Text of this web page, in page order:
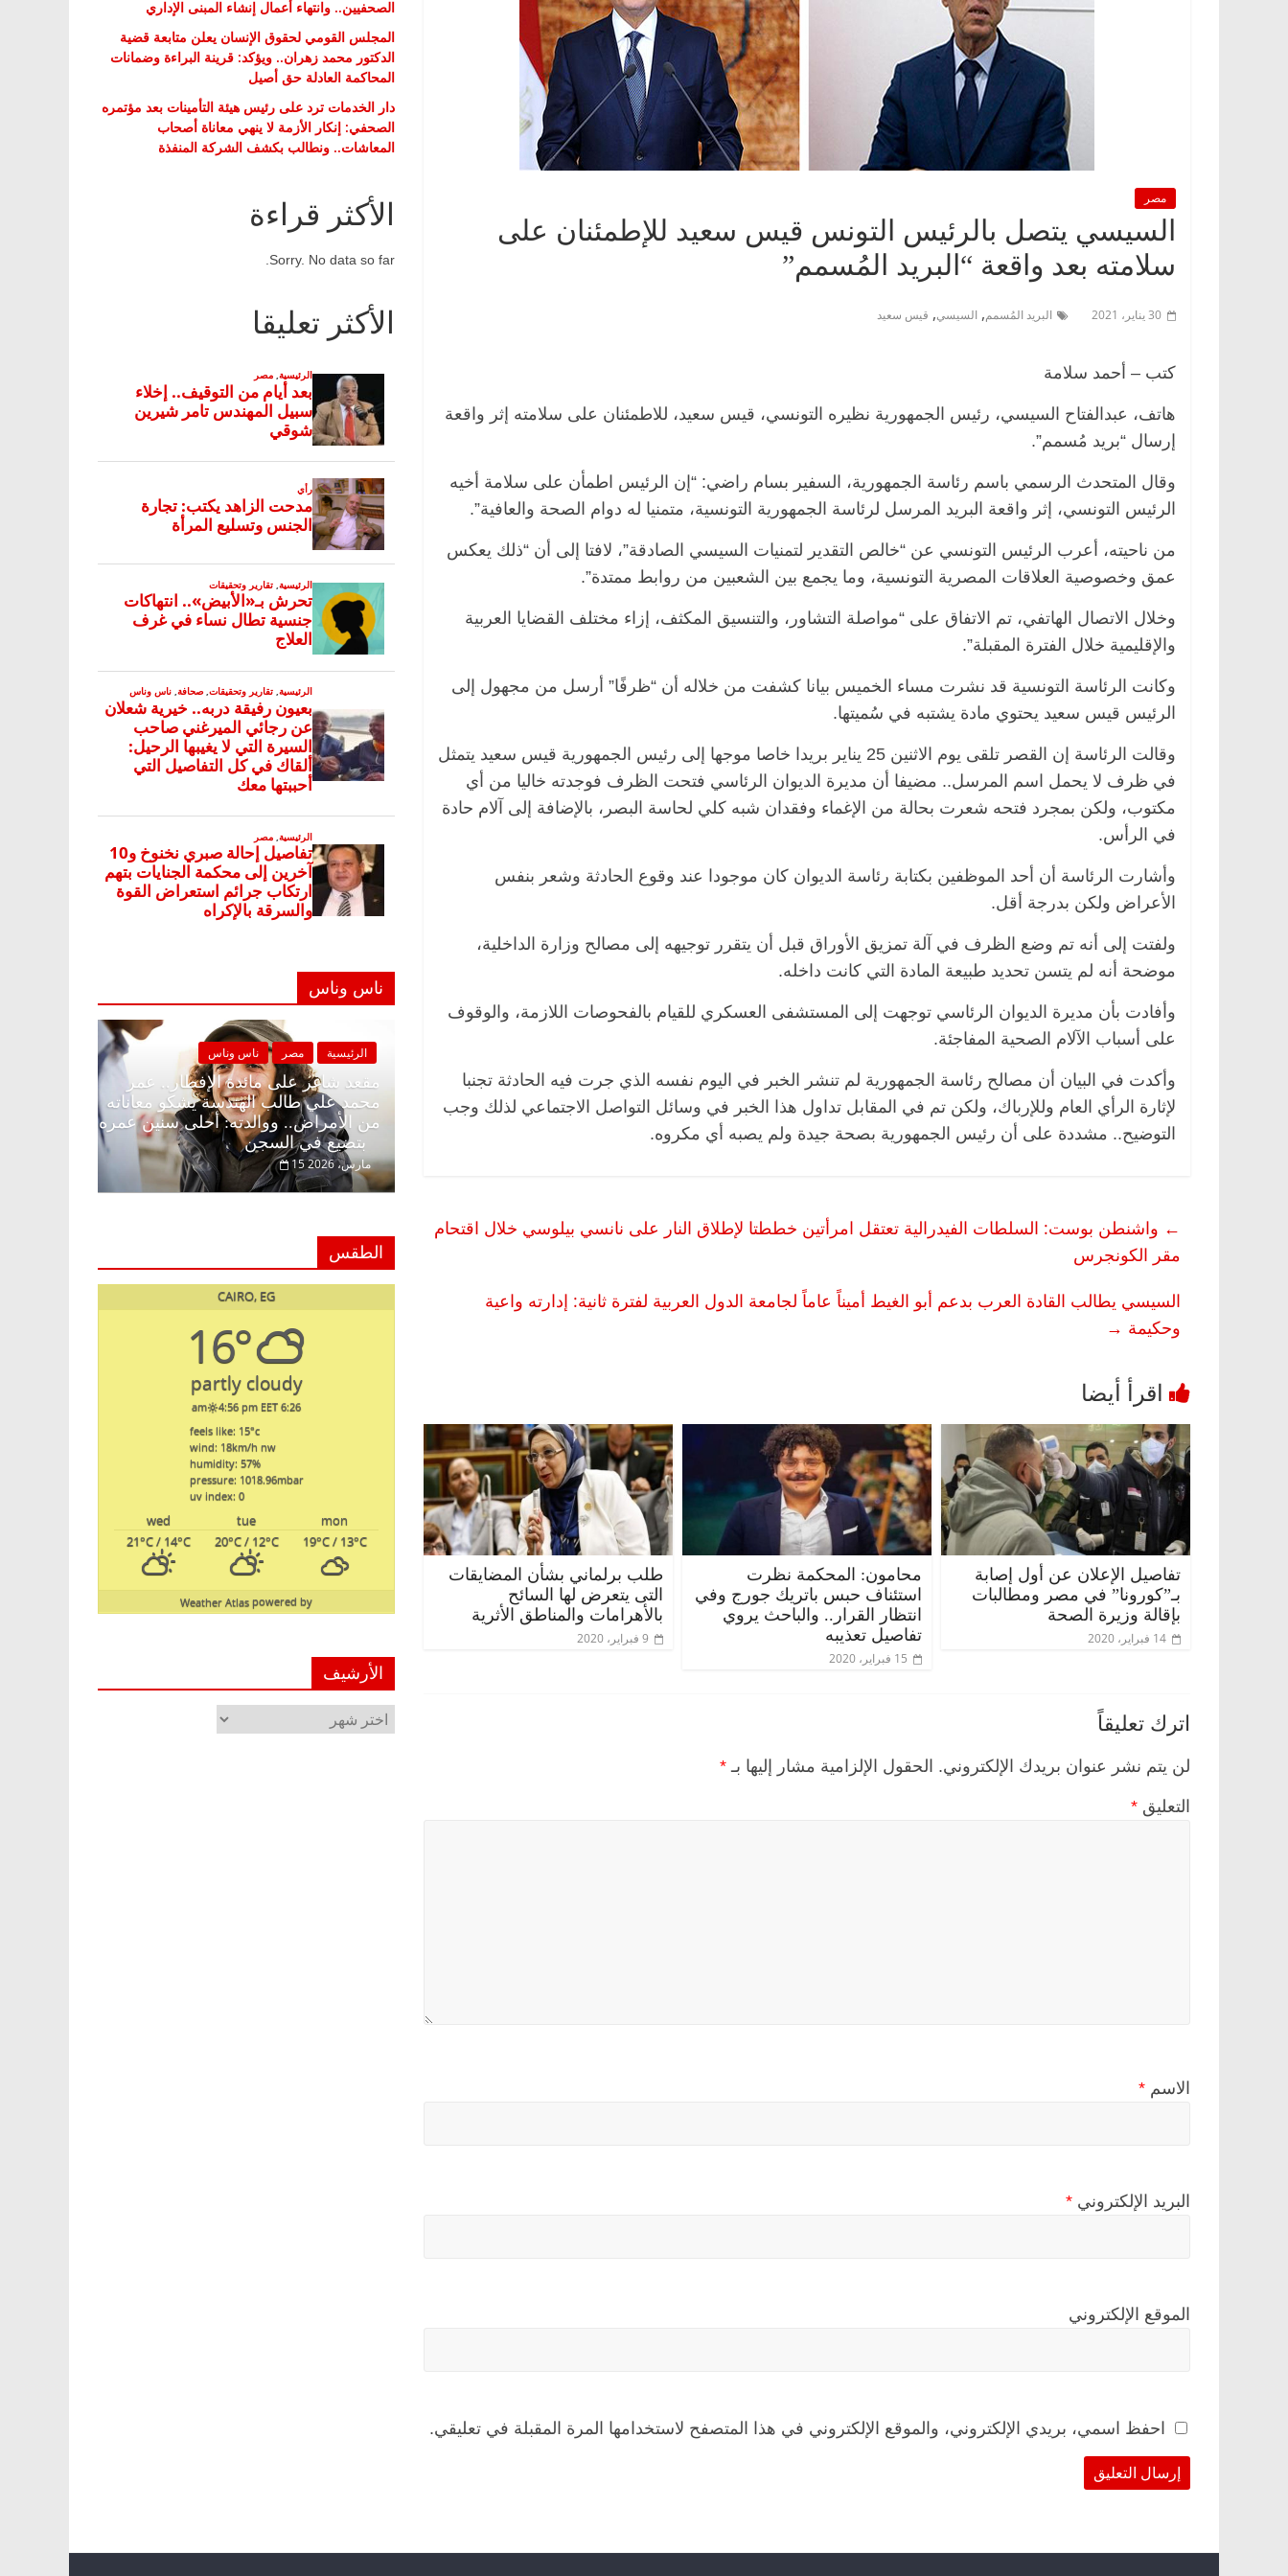
مصر
السيسي يتصل بالرئيس التونس قيس سعيد للإطمئنان على
سلامته بعد واقعة “البريد المُسمم”
30 يناير، 2021 البريد المُسمم, السيسي, قيس سعيد
كتب – أحمد سلامة
هاتف، عبدالفتاح السيسي، رئيس الجمهورية نظيره التونسي، قيس سعيد، للاطمئنان على سلامته إثر واقعة
إرسال “بريد مُسمم”.
وقال المتحدث الرسمي باسم رئاسة الجمهورية، السفير بسام راضي: “إن الرئيس اطمأن على سلامة أخيه
الرئيس التونسي، إثر واقعة البريد المرسل لرئاسة الجمهورية التونسية، متمنيا له دوام الصحة والعافية”.
من ناحيته، أعرب الرئيس التونسي عن “خالص التقدير لتمنيات السيسي الصادقة”، لافتا إلى أن “ذلك يعكس
عمق وخصوصية العلاقات المصرية التونسية، وما يجمع بين الشعبين من روابط ممتدة”.
وخلال الاتصال الهاتفي، تم الاتفاق على “مواصلة التشاور، والتنسيق المكثف، إزاء مختلف القضايا العربية
والإقليمية خلال الفترة المقبلة”.
وكانت الرئاسة التونسية قد نشرت مساء الخميس بيانا كشفت من خلاله أن “ظرفًا” أرسل من مجهول إلى
الرئيس قيس سعيد يحتوي مادة يشتبه في سُميتها.
وقالت الرئاسة إن القصر تلقى يوم الاثنين 25 يناير بريدا خاصا موجها إلى رئيس الجمهورية قيس سعيد يتمثل
في ظرف لا يحمل اسم المرسل.. مضيفا أن مديرة الديوان الرئاسي فتحت الظرف فوجدته خاليا من أي
مكتوب، ولكن بمجرد فتحه شعرت بحالة من الإغماء وفقدان شبه كلي لحاسة البصر، بالإضافة إلى آلام حادة
في الرأس.
وأشارت الرئاسة أن أحد الموظفين بكتابة رئاسة الديوان كان موجودا عند وقوع الحادثة وشعر بنفس
الأعراض ولكن بدرجة أقل.
ولفتت إلى أنه تم وضع الظرف في آلة تمزيق الأوراق قبل أن يتقرر توجيهه إلى مصالح وزارة الداخلية،
موضحة أنه لم يتسن تحديد طبيعة المادة التي كانت داخله.
وأفادت بأن مديرة الديوان الرئاسي توجهت إلى المستشفى العسكري للقيام بالفحوصات اللازمة، والوقوف
على أسباب الآلام الصحية المفاجئة.
وأكدت في البيان أن مصالح رئاسة الجمهورية لم تنشر الخبر في اليوم نفسه الذي جرت فيه الحادثة تجنبا
لإثارة الرأي العام وللإرباك، ولكن تم في المقابل تداول هذا الخبر في وسائل التواصل الاجتماعي لذلك وجب
التوضيح.. مشددة على أن رئيس الجمهورية بصحة جيدة ولم يصبه أي مكروه.
← واشنطن بوست: السلطات الفيدرالية تعتقل امرأتين خططتا لإطلاق النار على نانسي بيلوسي خلال اقتحام
مقر الكونجرس
السيسي يطالب القادة العرب بدعم أبو الغيط أميناً عاماً لجامعة الدول العربية لفترة ثانية: إدارته واعية
وحكيمة →
تفاصيل الإعلان عن أول إصابة
بـ”كورونا” في مصر ومطالبات
بإقالة وزيرة الصحة
14 فبراير، 2020
محامون: المحكمة نظرت
استئناف حبس باتريك جورج وفي
انتظار القرار.. والباحث يروي
تفاصيل تعذيبه
15 فبراير، 2020
طلب برلماني بشأن المضايقات
التى يتعرض لها السائح
بالأهرامات والمناطق الأثرية
9 فبراير، 2020
اترك تعليقاً
لن يتم نشر عنوان بريدك الإلكتروني. الحقول الإلزامية مشار إليها بـ *
التعليق *
الاسم *
البريد الإلكتروني *
الموقع الإلكتروني
احفظ اسمي، بريدي الإلكتروني، والموقع الإلكتروني في هذا المتصفح لاستخدامها المرة المقبلة في تعليقي.
الصحفيين.. وانتهاء أعمال إنشاء المبنى الإداري
المجلس القومي لحقوق الإنسان يعلن متابعة قضية
الدكتور محمد زهران.. ويؤكد: قرينة البراءة وضمانات
المحاكمة العادلة حق أصيل
دار الخدمات ترد على رئيس هيئة التأمينات بعد مؤتمره
الصحفي: إنكار الأزمة لا ينهي معاناة أصحاب
المعاشات.. ونطالب بكشف الشركة المنفذة
الأكثر قراءة
Sorry. No data so far.
الأكثر تعليقا
ناس وناس
الرئيسية مصر
مقعد شاغر على مائدة
محمد علي طالب الهندسة
من الأمراض.. ووالدته:
بتضيع في السجن
15 مارس، 2026
ناس وناس
مقعد شاغر على الإفطار وبلكونة بلا زينة
رمضان.. د. عبدالخالق فاروق خبير
اقتصادي في انتظار حلم الحرية ولمة
مقعد شاغر على مائدة الإفطار.. يحيى
حسين عبدالهادي فارس مقاومة
الخصخصة الذي دافع عن المال العام
(بروفايل)
الرئيسية مصر ناس وناس
في ذكرى رحيله.. د. نور فرحات فقيه
قانوني دافع عن قضايا الوطن وانحاز
للحرية (بروفايل)
فاروق.. خبير اقتصادي
ميلاده وحيداً على أبواب
الطقس
CAIRO, EG
16°
partly cloudy
6:26 am
4:56 pm EET
feels like: 15°c
wind: 18km/h nw
humidity: 57%
pressure: 1018.96mbar
uv index: 0
mon
tue
wed
19°C/ 13°C
20°C/ 12°C
21°C/ 14°C
powered by
Weather Atlas
الأرشيف
الأرشيف